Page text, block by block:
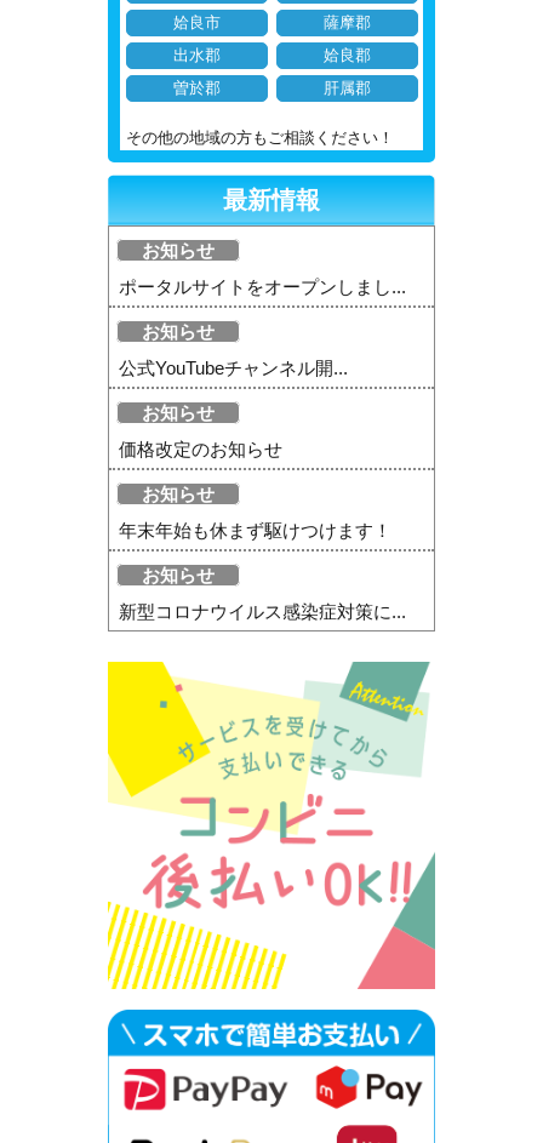
姶良市
薩摩郡
出水郡
姶良郡
曽於郡
肝属郡
その他の地域の方もご相談ください！
最新情報
お知らせ
ポータルサイトをオープンしまし...
お知らせ
公式YouTubeチャンネル開...
お知らせ
価格改定のお知らせ
お知らせ
年末年始も休まず駆けつけます！
お知らせ
新型コロナウイルス感染症対策に...